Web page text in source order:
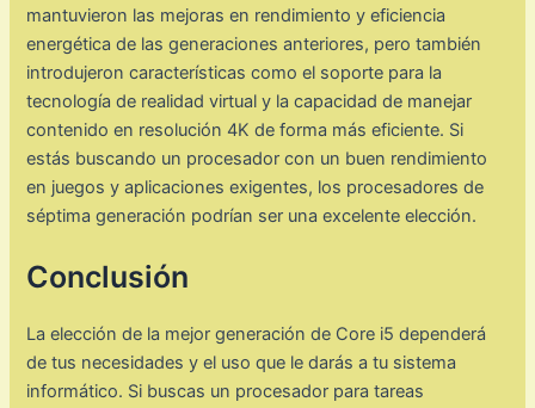
mantuvieron las mejoras en rendimiento y eficiencia
energética de las generaciones anteriores, pero también
introdujeron características como el soporte para la
tecnología de realidad virtual y la capacidad de manejar
contenido en resolución 4K de forma más eficiente. Si
estás buscando un procesador con un buen rendimiento
en juegos y aplicaciones exigentes, los procesadores de
séptima generación podrían ser una excelente elección.
Conclusión
La elección de la mejor generación de Core i5 dependerá
de tus necesidades y el uso que le darás a tu sistema
informático. Si buscas un procesador para tareas